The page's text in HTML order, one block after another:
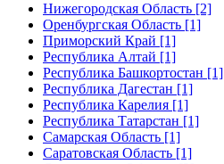
Нижегородская Область [2]
Оренбургская Область [1]
Приморский Край [1]
Республика Алтай [1]
Республика Башкортостан [1]
Республика Дагестан [1]
Республика Карелия [1]
Республика Татарстан [1]
Самарская Область [1]
Саратовская Область [1]